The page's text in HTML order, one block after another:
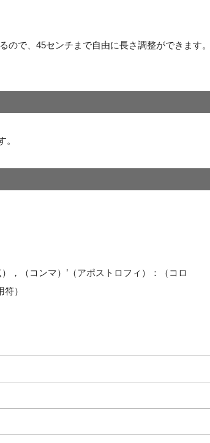
で、45センチまで自由に長さ調整ができます。
。
，（コンマ）’（アポストロフィ）：（コロ
）